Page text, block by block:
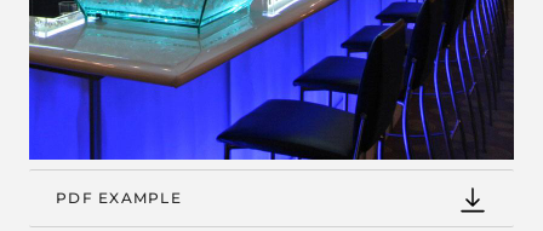
PDF EXAMPLE